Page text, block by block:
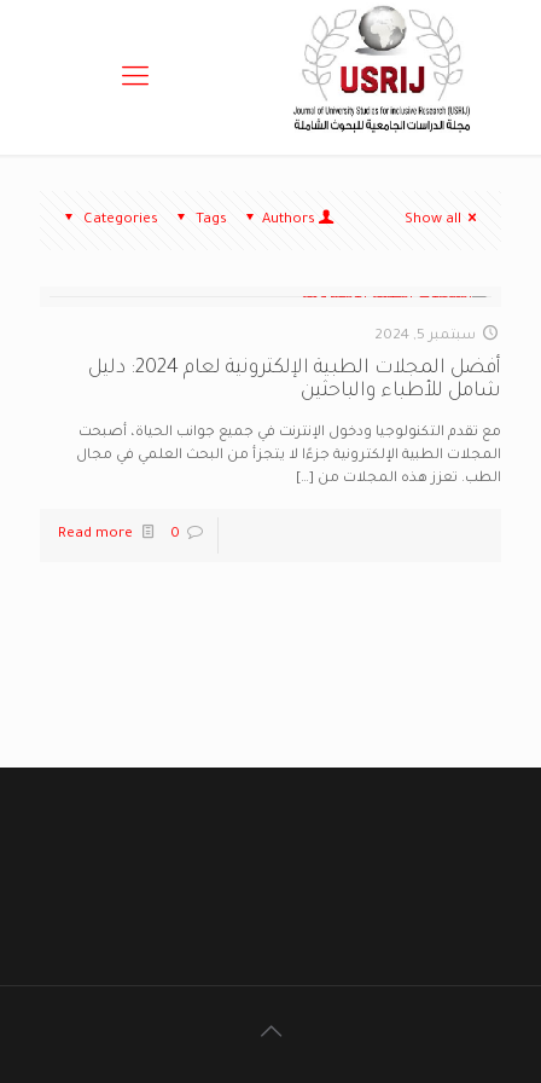
Categories Tags Authors Show all
سبتمبر 5, 2024
أفضل المجلات الطبية الإلكترونية لعام 2024: دليل
شامل للأطباء والباحثين
مع تقدم التكنولوجيا ودخول الإنترنت في جميع جوانب الحياة، أصبحت
المجلات الطبية الإلكترونية جزءًا لا يتجزأ من البحث العلمي في مجال
الطب. تعزز هذه المجلات من […]
0
Read more